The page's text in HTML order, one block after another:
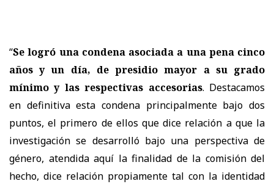
“Se logró una condena asociada a una pena cinco
años y un día, de presidio mayor a su grado
mínimo y las respectivas accesorias. Destacamos
en definitiva esta condena principalmente bajo dos
puntos, el primero de ellos que dice relación a que la
investigación se desarrolló bajo una perspectiva de
género, atendida aquí la finalidad de la comisión del
hecho, dice relación propiamente tal con la identidad